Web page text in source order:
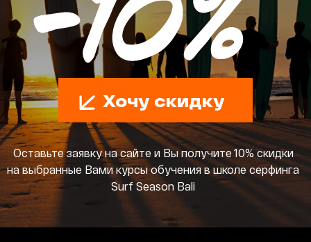
Хочу скидку
Оставьте заявку на сайте и Вы получите 10% скидки
на выбранные Вами курсы обучения в школе серфинга
Surf Season Bali